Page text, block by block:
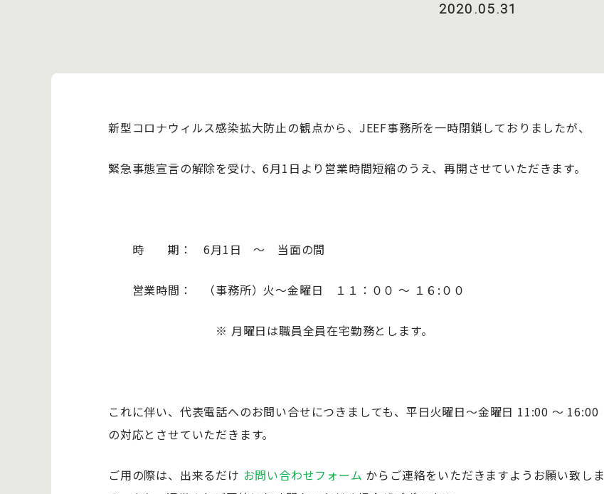
2020.05.31
新型コロナウィルス感染拡大防止の観点から、JEEF事務所を一時閉鎖しておりましたが、
緊急事態宣言の解除を受け、6月1日より営業時間短縮のうえ、再開させていただきます。
時 期： 6月1日 ～ 当面の間
営業時間： （事務所）火～金曜日 １１：００ ～ １６:００
※ 月曜日は職員全員在宅勤務とします。
これに伴い、代表電話へのお問い合せにつきましても、平日火曜日～金曜日 11:00 ～ 16:00
の対応とさせていただきます。
ご用の際は、出来るだけ お問い合わせフォーム からご連絡をいただきますようお願い致しま